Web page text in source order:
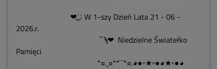
❤,҉, W 1-szy Dzień Lata 21 - 06 -
2026.r.
՝՝ϡ❤ Niedzielne Światełko
Pamięci
*¤.¸¤**¨¨*¤.◕●◦★◦●◕★◦●◕